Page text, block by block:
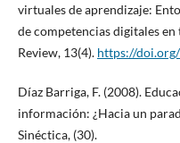
virtuales de aprendizaje:
de competencias digitales
Review, 13(4). https://
Díaz Barriga, F. (2008).
información: ¿Hacia un
Sinéctica, (30).